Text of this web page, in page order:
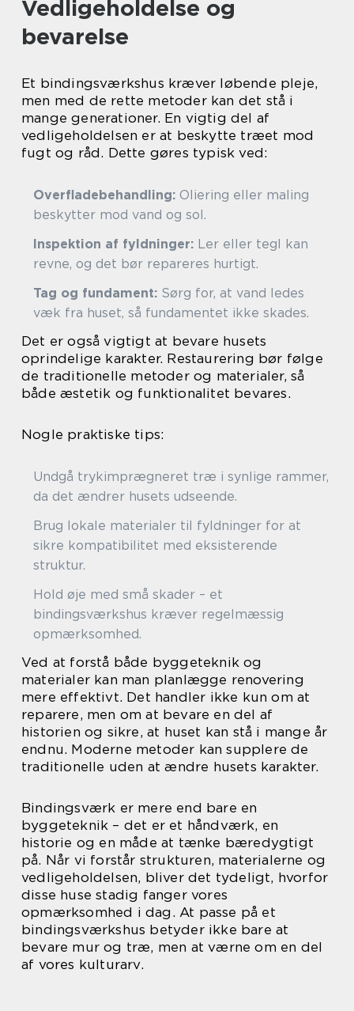
Vedligeholdelse og
bevarelse
Et bindingsværkshus kræver løbende pleje,
men med de rette metoder kan det stå i
mange generationer. En vigtig del af
vedligeholdelsen er at beskytte træet mod
fugt og råd. Dette gøres typisk ved:
Overfladebehandling: Oliering eller maling
beskytter mod vand og sol.
Inspektion af fyldninger: Ler eller tegl kan
revne, og det bør repareres hurtigt.
Tag og fundament: Sørg for, at vand ledes
væk fra huset, så fundamentet ikke skades.
Det er også vigtigt at bevare husets
oprindelige karakter. Restaurering bør følge
de traditionelle metoder og materialer, så
både æstetik og funktionalitet bevares.
Nogle praktiske tips:
Undgå trykimprægneret træ i synlige rammer,
da det ændrer husets udseende.
Brug lokale materialer til fyldninger for at
sikre kompatibilitet med eksisterende
struktur.
Hold øje med små skader – et
bindingsværkshus kræver regelmæssig
opmærksomhed.
Ved at forstå både byggeteknik og
materialer kan man planlægge renovering
mere effektivt. Det handler ikke kun om at
reparere, men om at bevare en del af
historien og sikre, at huset kan stå i mange år
endnu. Moderne metoder kan supplere de
traditionelle uden at ændre husets karakter.
Bindingsværk er mere end bare en
byggeteknik – det er et håndværk, en
historie og en måde at tænke bæredygtigt
på. Når vi forstår strukturen, materialerne og
vedligeholdelsen, bliver det tydeligt, hvorfor
disse huse stadig fanger vores
opmærksomhed i dag. At passe på et
bindingsværkshus betyder ikke bare at
bevare mur og træ, men at værne om en del
af vores kulturarv.